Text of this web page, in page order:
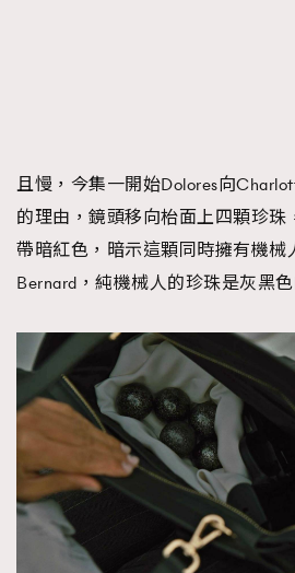
且慢，今集一開始Dolores向
的理由，鏡頭移向枱面上四顆珍珠
帶暗紅色，暗示這顆同時擁有機械
Bernard，純機械人的珍珠是灰黑色